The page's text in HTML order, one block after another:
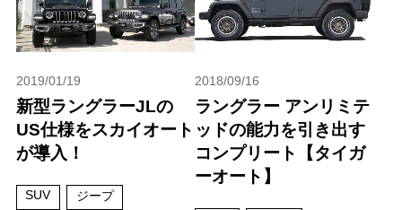
2019/01/19
新型ラングラーJLの
US仕様をスカイオート
が導入！
SUV ジープ
2018/09/16
ラングラー アンリミテ
ッドの能力を引き出す
コンプリート【タイガ
ーオート】